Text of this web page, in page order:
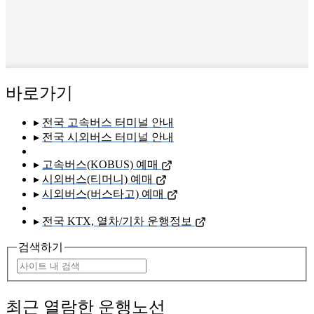
바로가기
▸ 전국 고속버스 터미널 안내
▸ 전국 시외버스 터미널 안내
▸ 고속버스(KOBUS) 예매
▸ 시외버스(티머니) 예매
▸ 시외버스(버스타고) 예매
▸ 전국 KTX, 열차/기차 운행정보
검색하기
최근 열람한 운행노선